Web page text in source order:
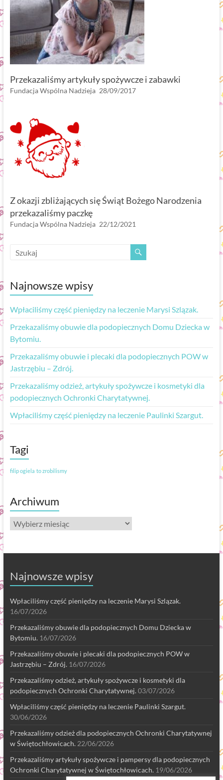
Przekazaliśmy artykuły spożywcze i zabawki
Fundacja Wspólna Nadzieja 28/09/2017
Z okazji zbliżających się Świąt Bożego Narodzenia
przekazaliśmy paczkę
Fundacja Wspólna Nadzieja 22/12/2021
Najnowsze wpisy
Wpłaciliśmy część pieniędzy na leczenie Marysi Szlązak.
Przekazaliśmy obuwie dla podopiecznych Domu Dziecka w
Bytomiu.
Przekazaliśmy obuwie i plecaki dla podopiecznych POW w
Jastrzębiu – Zdrój.
Przekazaliśmy odzież, artykuły spożywcze i kosmetyki dla
podopiecznych Ochronki Charytatywnej.
Wpłaciliśmy część pieniędzy na leczenie Paulinki Szargut.
Tagi
filip ogiela to zrobilismy
Archiwum
Archiwum
Najnowsze wpisy
Wpłaciliśmy część pieniędzy na leczenie Marysi Szlązak.
16/07/2026
Przekazaliśmy obuwie dla podopiecznych Domu Dziecka w
Bytomiu. 16/07/2026
Przekazaliśmy obuwie i plecaki dla podopiecznych POW w
Jastrzębiu – Zdrój. 16/07/2026
Przekazaliśmy odzież, artykuły spożywcze i kosmetyki dla
podopiecznych Ochronki Charytatywnej. 03/07/2026
Wpłaciliśmy część pieniędzy na leczenie Paulinki Szargut.
30/06/2026
Przekazaliśmy odzież dla podopiecznych Ochronki Charytatywnej
w Świętochłowicach. 22/06/2026
Przekazaliśmy artykuły spożywcze i pampersy dla podopiecznych
Ochronki Charytatywnej w Świętochłowicach. 19/06/2026